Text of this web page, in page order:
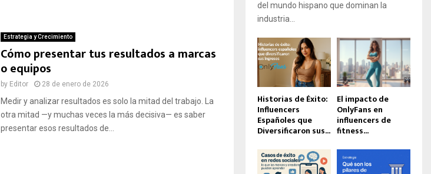
Estrategia y Crecimiento
Cómo presentar tus resultados a marcas
o equipos
by Editor 28 de enero de 2026
Medir y analizar resultados es solo la mitad del trabajo. La
otra mitad —y muchas veces la más decisiva— es saber
presentar esos resultados de...
del mundo hispano que dominan la
industria...
Historias de Éxito:
Influencers
Españoles que
Diversificaron sus...
El impacto de
OnlyFans en
influencers de
fitness...